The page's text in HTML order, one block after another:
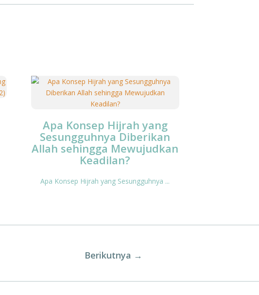
Apa Konsep Hijrah yang
Sesungguhnya Diberikan
Allah sehingga Mewujudkan
Keadilan?
Apa Konsep Hijrah yang Sesungguhnya ...
Berikutnya →